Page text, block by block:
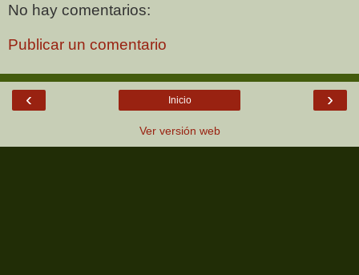
No hay comentarios:
Publicar un comentario
‹ ›
Inicio
Ver versión web